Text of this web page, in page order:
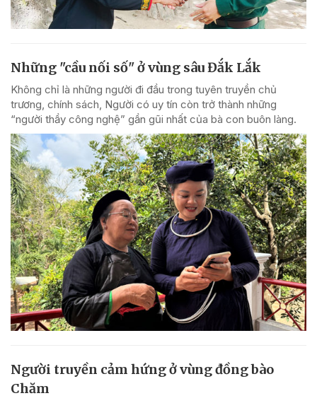
Những "cầu nối số" ở vùng sâu Đắk Lắk
Không chỉ là những người đi đầu trong tuyên truyền chủ
trương, chính sách, Người có uy tín còn trở thành những
“người thầy công nghệ” gần gũi nhất của bà con buôn làng.
Người truyền cảm hứng ở vùng đồng bào
Chăm